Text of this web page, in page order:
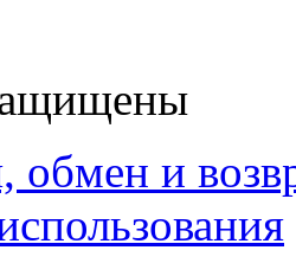
обмен и